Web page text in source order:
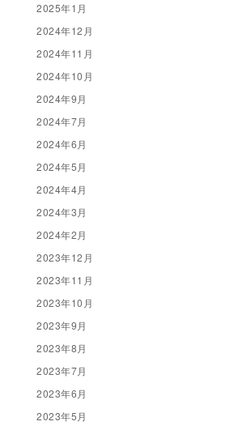
2025年1月
2024年12月
2024年11月
2024年10月
2024年9月
2024年7月
2024年6月
2024年5月
2024年4月
2024年3月
2024年2月
2023年12月
2023年11月
2023年10月
2023年9月
2023年8月
2023年7月
2023年6月
2023年5月